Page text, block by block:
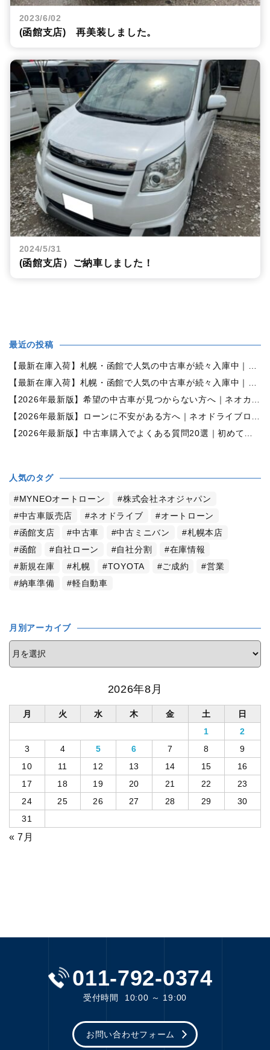
2023/6/02
(函館支店) 再美装しました。
2024/5/31
(函館支店）ご納車しました！
最近の投稿
【最新在庫入荷】札幌・函館で人気の中古車が続々入庫中｜早い者勝ち！【ダイハツ ミラココア660プラスX 4WD】
【最新在庫入荷】札幌・函館で人気の中古車が続々入庫中｜早い者勝ち！【ホンダ N-BOX660カスタムG Lパッケージ 4WD】
【2026年最新版】希望の中古車が見つからない方へ｜ネオカーオーダーで理想の一台を全国からお探しします
【2026年最新版】ローンに不安がある方へ｜ネオドライブローンの窓口で新しいカーライフをサポート
【2026年最新版】中古車購入でよくある質問20選｜初めての方でも失敗しない完全ガイド【札幌・北海道対応】
人気のタグ
MYNEOオートローン
株式会社ネオジャパン
中古車販売店
ネオドライブ
オートローン
函館支店
中古車 中古ミニバン
札幌本店
函館
自社ローン 自社分割
在庫情報
新規在庫
札幌 TOYOTA ご成約
営業
納車準備
軽自動車
月別アーカイブ
2026年8月
月 火 水 木 金 土
日
1
2
3
4 5 6 7 8
9
10
11 12 13 14 15
16
17
18 19 20 21 22
23
24
25 26 27 28 29
30
31
« 7月
011-792-0374
受付時間 10:00 ～ 19:00
お問い合わせフォーム